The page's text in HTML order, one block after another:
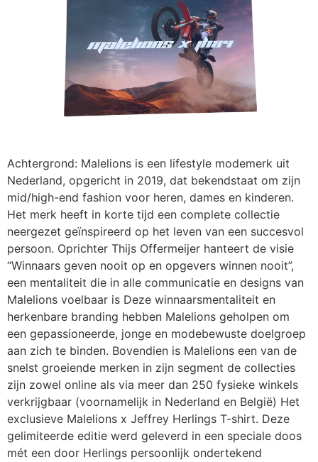
Achtergrond: Malelions is een lifestyle modemerk uit
Nederland, opgericht in 2019, dat bekendstaat om zijn
mid/high-end fashion voor heren, dames en kinderen.
Het merk heeft in korte tijd een complete collectie
neergezet geïnspireerd op het leven van een succesvol
persoon. Oprichter Thijs Offermeijer hanteert de visie
“Winnaars geven nooit op en opgevers winnen nooit”,
een mentaliteit die in alle communicatie en designs van
Malelions voelbaar is Deze winnaarsmentaliteit en
herkenbare branding hebben Malelions geholpen om
een gepassioneerde, jonge en modebewuste doelgroep
aan zich te binden. Bovendien is Malelions een van de
snelst groeiende merken in zijn segment de collecties
zijn zowel online als via meer dan 250 fysieke winkels
verkrijgbaar (voornamelijk in Nederland en België) Het
exclusieve Malelions x Jeffrey Herlings T-shirt. Deze
gelimiteerde editie werd geleverd in een speciale doos
mét een door Herlings persoonlijk ondertekend